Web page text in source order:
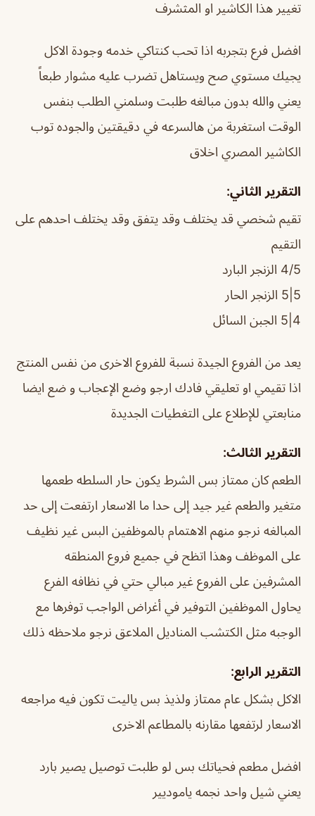
تغيير هذا الكاشير او المثشرف
افضل فرع بتجربه اذا تحب كنتاكي خدمه وجودة الاكل
يجيك مستوي صح ويستاهل تضرب عليه مشوار طبعاً
يعني والله بدون مبالغه طلبت وسلمني الطلب بنفس
الوقت استغربة من هالسرعه في دقيقتين والجوده توب
الكاشير المصري اخلاق
التقرير الثاني:
تقيم شخصي قد يختلف وقد يتفق وقد يختلف احدهم على
التقيم
4/5 الزنجر البارد
5|5 الزنجر الحار
4|5 الجبن السائل
يعد من الفروع الجيدة نسبة للفروع الاخرى من نفس المنتج
اذا تقيمي او تعليقي فادك ارجو وضع الإعجاب و ضع ايضا
منابعتي للإطلاع على التغطيات الجديدة
التقرير الثالث:
الطعم كان ممتاز بس الشرط يكون حار السلطه طعمها
متغير والطعم غير جيد إلى حدا ما الاسعار ارتفعت إلى حد
المبالغه نرجو منهم الاهتمام بالموظفين البس غير نظيف
على الموظف وهذا اتظح في جميع فروع المنطقه
المشرفين على الفروع غير مبالي حتي في نظافه الفرع
يحاول الموظفين التوفير في أغراض الواجب توفرها مع
الوجبه مثل الكتشب المناديل الملاعق نرجو ملاحظه ذلك
التقرير الرابع:
الاكل بشكل عام ممتاز ولذيذ بس ياليت تكون فيه مراجعه
الاسعار لرتفعها مقارنه بالمطاعم الاخرى
افضل مطعم فحياتك بس لو طلبت توصيل يصير بارد
يعني شيل واحد نجمه ياموديير